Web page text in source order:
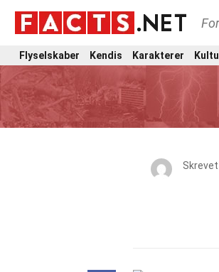
Flyselskaber Kendis Karakterer